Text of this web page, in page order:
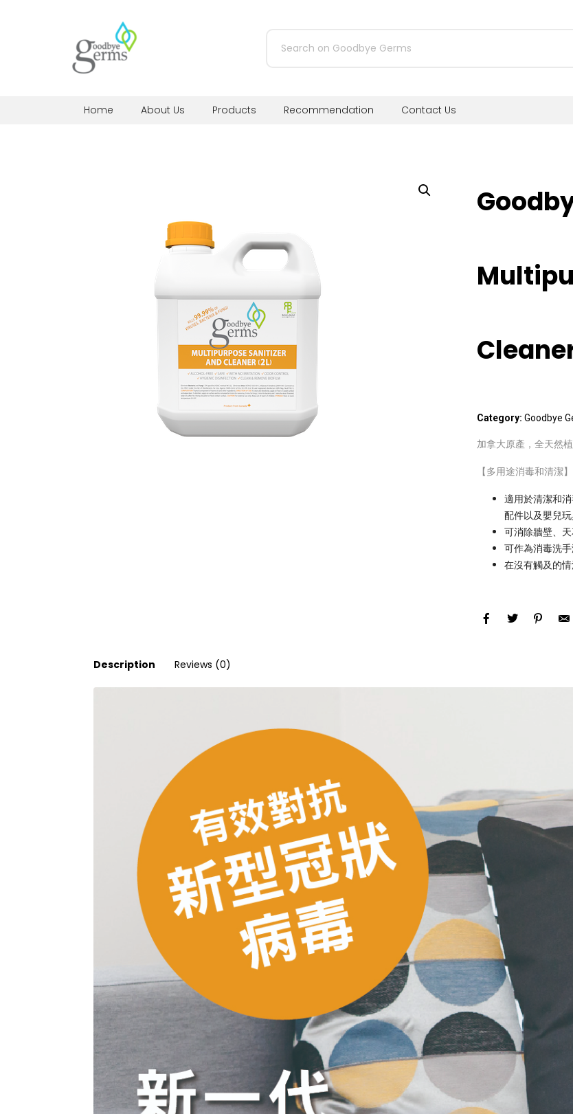
Home About Us Products Recommendation Contact Us
Category: Goodbye
加拿大原產，全天然
【多用途消毒和清潔】
適用於清潔和
配件以及嬰兒
可消除牆壁、
可作為消毒洗
在沒有觸及的
Description Reviews (0)